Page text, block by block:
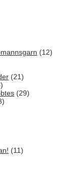
(12)
(21)
(29)
(11)